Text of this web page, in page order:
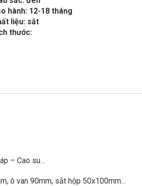
hành: 12-18 tháng
liệu: sắt
thước:
– Cao su…
ô van 90mm, sắt hộp 50x100mm…